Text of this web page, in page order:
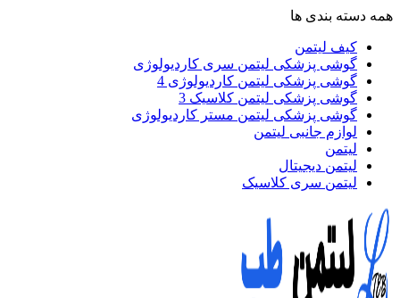
همه دسته بندی ها
کیف لیتمن
گوشی پزشکی لیتمن سری کاردیولوژی
گوشی پزشکی لیتمن کاردیولوژی 4
گوشی پزشکی لیتمن کلاسیک 3
گوشی پزشکی لیتمن مستر کاردیولوژی
لوازم جانبی لیتمن
لیتمن
لیتمن دیجیتال
لیتمن سری کلاسیک